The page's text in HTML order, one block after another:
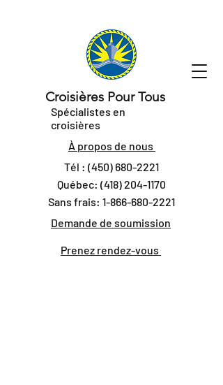
Croisières Pour Tous
Spécialistes en
croisières
À propos de nous
Tél : (450) 680-2221
Québec: (418) 204-1170
Sans frais: 1-866-680-2221
Demande de soumission
Prenez rendez-vous